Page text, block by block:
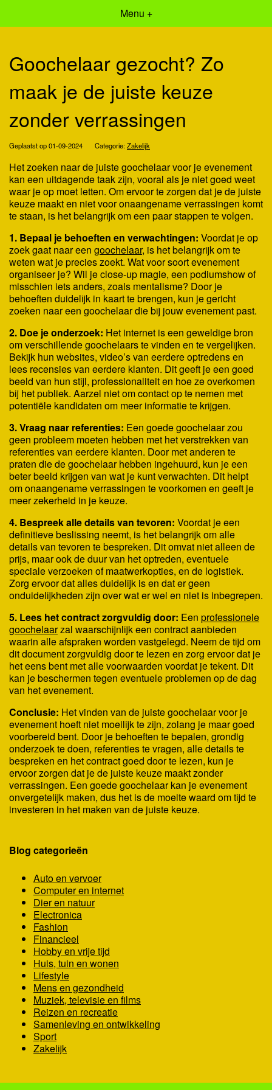
Menu +
Goochelaar gezocht? Zo
maak je de juiste keuze
zonder verrassingen
Geplaatst op 01-09-2024 Categorie:Zakelijk
Het zoeken naar de juiste goochelaar voor je evenement
kan een uitdagende taak zijn, vooral als je niet goed weet
waar je op moet letten. Om ervoor te zorgen dat je de juiste
keuze maakt en niet voor onaangename verrassingen komt
te staan, is het belangrijk om een paar stappen te volgen.
1. Bepaal je behoeften en verwachtingen: Voordat je op
zoek gaat naar een goochelaar, is het belangrijk om te
weten wat je precies zoekt. Wat voor soort evenement
organiseer je? Wil je close-up magie, een podiumshow of
misschien iets anders, zoals mentalisme? Door je
behoeften duidelijk in kaart te brengen, kun je gericht
zoeken naar een goochelaar die bij jouw evenement past.
2. Doe je onderzoek: Het internet is een geweldige bron
om verschillende goochelaars te vinden en te vergelijken.
Bekijk hun websites, video’s van eerdere optredens en
lees recensies van eerdere klanten. Dit geeft je een goed
beeld van hun stijl, professionaliteit en hoe ze overkomen
bij het publiek. Aarzel niet om contact op te nemen met
potentiële kandidaten om meer informatie te krijgen.
3. Vraag naar referenties: Een goede goochelaar zou
geen probleem moeten hebben met het verstrekken van
referenties van eerdere klanten. Door met anderen te
praten die de goochelaar hebben ingehuurd, kun je een
beter beeld krijgen van wat je kunt verwachten. Dit helpt
om onaangename verrassingen te voorkomen en geeft je
meer zekerheid in je keuze.
4. Bespreek alle details van tevoren: Voordat je een
definitieve beslissing neemt, is het belangrijk om alle
details van tevoren te bespreken. Dit omvat niet alleen de
prijs, maar ook de duur van het optreden, eventuele
speciale verzoeken of maatwerkopties, en de logistiek.
Zorg ervoor dat alles duidelijk is en dat er geen
onduidelijkheden zijn over wat er wel en niet is inbegrepen.
5. Lees het contract zorgvuldig door: Een professionele
goochelaarzal waarschijnlijk een contract aanbieden
waarin alle afspraken worden vastgelegd. Neem de tijd om
dit document zorgvuldig door te lezen en zorg ervoor dat je
het eens bent met alle voorwaarden voordat je tekent. Dit
kan je beschermen tegen eventuele problemen op de dag
van het evenement.
Conclusie: Het vinden van de juiste goochelaar voor je
evenement hoeft niet moeilijk te zijn, zolang je maar goed
voorbereid bent. Door je behoeften te bepalen, grondig
onderzoek te doen, referenties te vragen, alle details te
bespreken en het contract goed door te lezen, kun je
ervoor zorgen dat je de juiste keuze maakt zonder
verrassingen. Een goede goochelaar kan je evenement
onvergetelijk maken, dus het is de moeite waard om tijd te
investeren in het maken van de juiste keuze.
Blog categorieën
Auto en vervoer
Computer en internet
Dier en natuur
Electronica
Fashion
Financieel
Hobby en vrije tijd
Huis, tuin en wonen
Lifestyle
Mens en gezondheid
Muziek, televisie en films
Reizen en recreatie
Samenleving en ontwikkeling
Sport
Zakelijk